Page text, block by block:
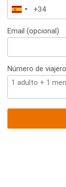
España
+34
Email (opcional)
Número de